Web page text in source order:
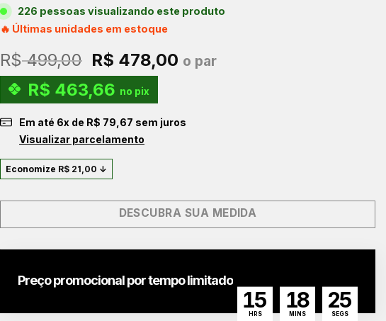
226 pessoas visualizando este produto
🔥 Últimas unidades em estoque
R$499,00 O
preço
original
era:
R$ 499,00.
R$ 478,00 O
R$ 478,00.
o par
R$ 463,66 no pix
Em até 6x de R$ 79,67 sem juros
Visualizar parcelamento
Economize R$ 21,00 ↓
DESCUBRA SUA MEDIDA
Preço promocional por tempo limitado
15
HRS
18
MINS
24
SEGS